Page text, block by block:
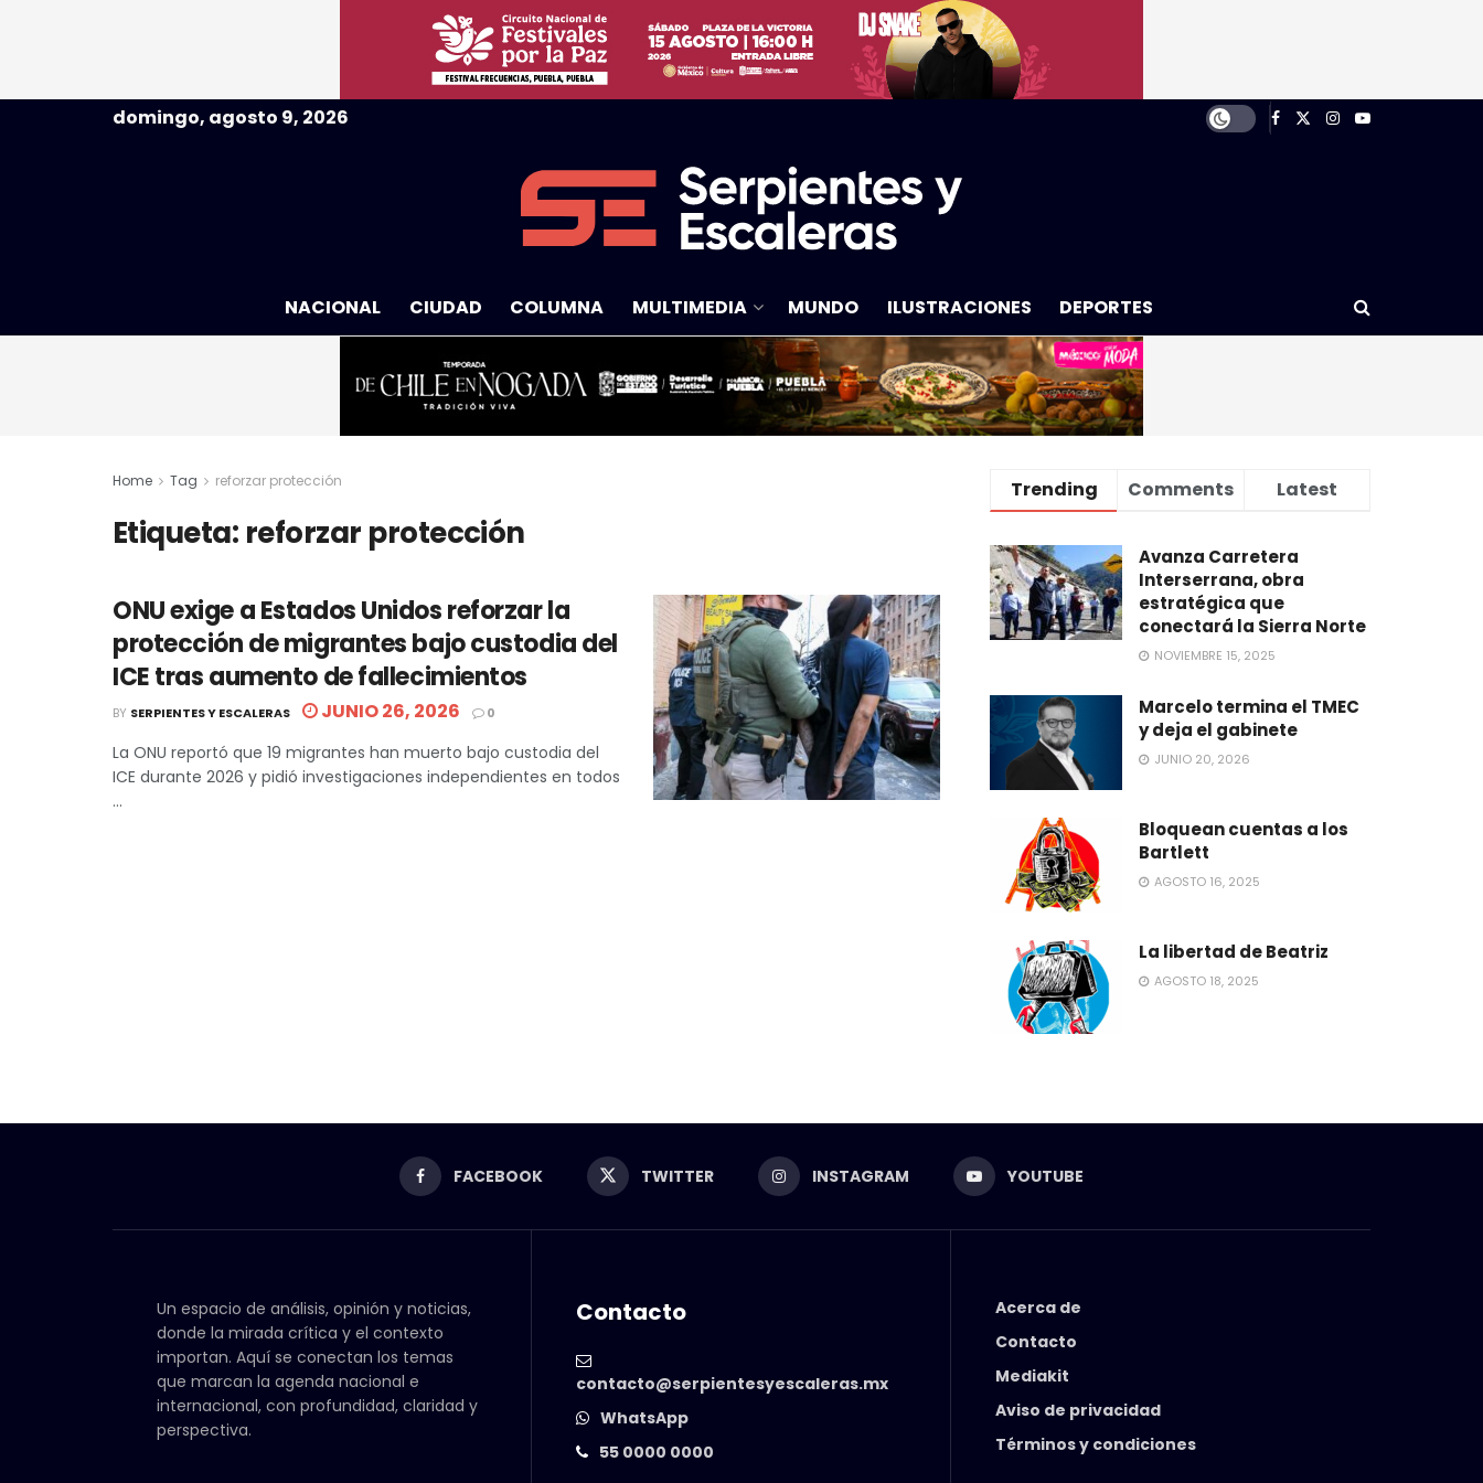
domingo, agosto 9, 2026
NACIONAL CIUDAD COLUMNA MULTIMEDIA MUNDO ILUSTRACIONES DEPORTES
Home Tag reforzar protección
Etiqueta: reforzar protección
ONU exige a Estados Unidos reforzar la
protección de migrantes bajo custodia del
ICE tras aumento de fallecimientos
BY SERPIENTES Y ESCALERAS JUNIO 26, 2026 0
La ONU reportó que 19 migrantes han muerto bajo custodia del
ICE durante 2026 y pidió investigaciones independientes en todos
...
Trending Comments Latest
Avanza Carretera
Interserrana, obra
estratégica que
conectará la Sierra Norte
NOVIEMBRE 15, 2025
Marcelo termina el TMEC
y deja el gabinete
JUNIO 20, 2026
Bloquean cuentas a los
Bartlett
AGOSTO 16, 2025
La libertad de Beatriz
AGOSTO 18, 2025
FACEBOOK TWITTER INSTAGRAM YOUTUBE
Un espacio de análisis, opinión y noticias,
donde la mirada crítica y el contexto
importan. Aquí se conectan los temas
que marcan la agenda nacional e
internacional, con profundidad, claridad y
perspectiva.
Contacto
contacto@serpientesyescaleras.mx
WhatsApp
55 0000 0000
Acerca de
Contacto
Mediakit
Aviso de privacidad
Términos y condiciones